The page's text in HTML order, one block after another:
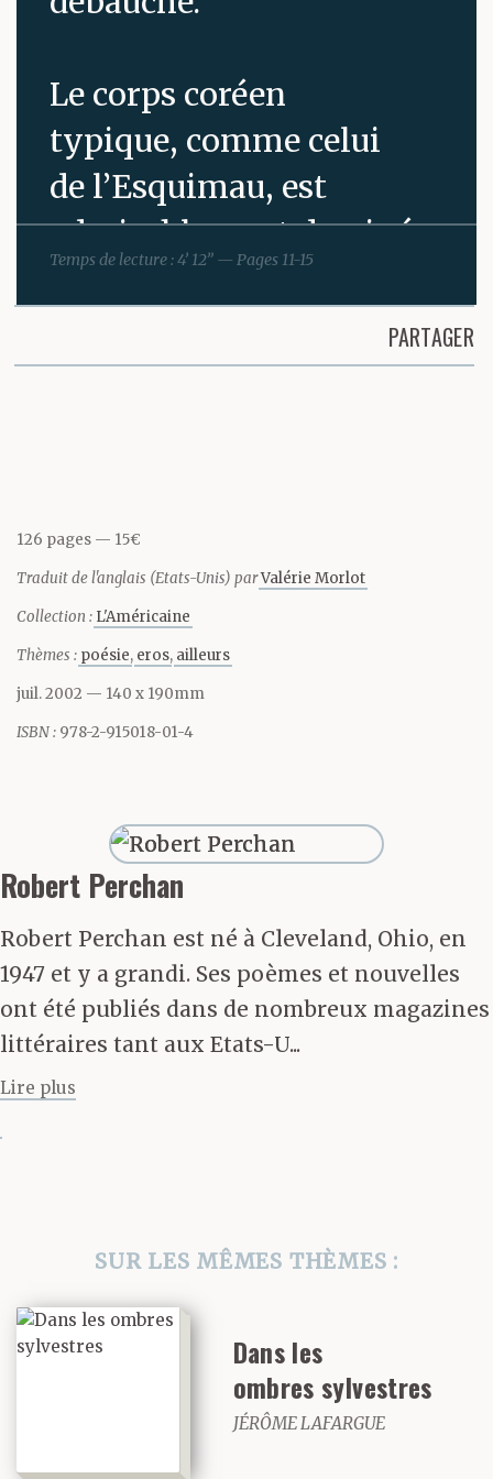
Le corps coréen
typique, comme celui
de l’Esquimau, est
admirablement dessiné
pour les hivers durs et
brutaux. Bras et jambes
courts, torse
moins de chaleur est
ainsi gaspillée.
L’haleine ne gèle pas sur
le menton et la lèvre
supérieure de
prétentions coréennes à
descendre d’une Ourse
primordiale peuvent
être écartées.
résolument amérindiens
– preuve vivante,
respirante du
pont terrestre
préhistorique qui
Temps de lecture : 4’ 12” — Pages 11-15
PARTAGER
126 pages 15€
Traduit de l'anglais (Etats-Unis) parValérie Morlot
Collection : L'Américaine
Thèmes : poésie eros ailleurs
juil. 2002 — 140 x 190mm
ISBN : 978-2-915018-01-4
Robert Perchan
Robert Perchan est né à Cleveland, Ohio, en
1947 et y a grandi. Ses poèmes et nouvelles
ont été publiés dans de nombreux magazines
littéraires tant aux Etats-U...
Lire plus
SUR LES MÊMES THÈMES :
Dans les
ombres sylvestres
JÉRÔME LAFARGUE